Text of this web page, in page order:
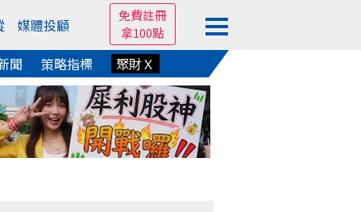
媒體投顧
免費註冊
拿100點
聞 策略指標 聚財Ｘ